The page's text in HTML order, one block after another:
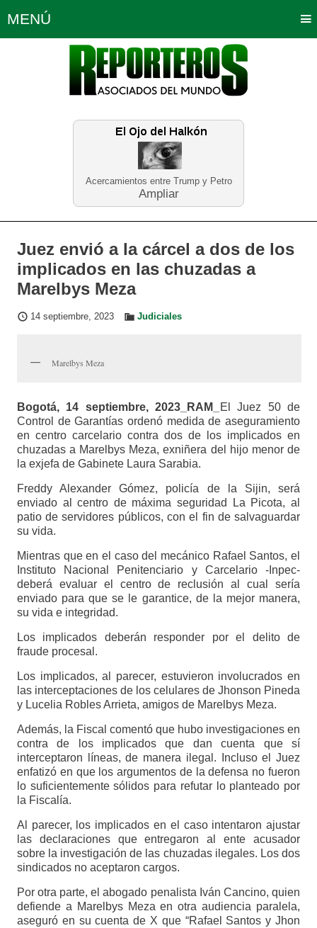
Acercamientos entre Trump y Petro
Ampliar
MENÚ
Política Opinión Bogotá
Planeta Tierra Deportes
Educación Neira
Juez envió a la cárcel a dos de los
implicados en las chuzadas a
Marelbys Meza
14 septiembre, 2023 Judiciales
Marelbys Meza
Bogotá, 14 septiembre, 2023_RAM_
El Juez 50 de
Control de Garantías ordenó medida de aseguramiento
en centro carcelario contra dos de los implicados en
chuzadas a Marelbys Meza, exniñera del hijo menor de
la exjefa de Gabinete Laura Sarabia.
Freddy Alexander Gómez, policía de la Sijin, será
enviado al centro de máxima seguridad La Picota, al
patio de servidores públicos, con el fin de salvaguardar
su vida.
Mientras que en el caso del mecánico Rafael Santos, el
Instituto Nacional Penitenciario y Carcelario -Inpec-
deberá evaluar el centro de reclusión al cual sería
enviado para que se le garantice, de la mejor manera,
su vida e integridad.
Los implicados deberán responder por el delito de
fraude procesal.
Los implicados, al parecer, estuvieron involucrados en
las interceptaciones de los celulares de Jhonson Pineda
y Lucelia Robles Arrieta, amigos de Marelbys Meza.
Además, la Fiscal comentó que hubo investigaciones en
contra de los implicados que dan cuenta que sí
interceptaron líneas, de manera ilegal. Incluso el Juez
enfatizó en que los argumentos de la defensa no fueron
lo suficientemente sólidos para refutar lo planteado por
la Fiscalía.
Al parecer, los implicados en el caso intentaron ajustar
las declaraciones que entregaron al ente acusador
sobre la investigación de las chuzadas ilegales. Los dos
sindicados no aceptaron cargos.
Por otra parte, el abogado penalista Iván Cancino, quien
defiende a Marelbys Meza en otra audiencia paralela,
aseguró en su cuenta de X que “Rafael Santos y Jhon